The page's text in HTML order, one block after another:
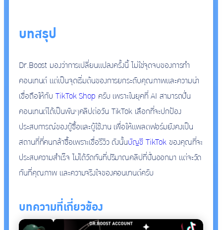
บทสรุป
Dr.Boost มองว่าการเปลี่ยนแปลงครั้งนี้ ไม่ใช่จุดจบของการทำ
คอนเทนต์ แต่เป็นจุดเริ่มต้นของการยกระดับคุณภาพและความน่า
เชื่อถือให้กับTikTok Shop ครับ เพราะในยุคที่ AI สามารถปั่น
คอนเทนต์ได้เป็นพันๆคลิปต่อวัน TikTok เลือกที่จะปกป้อง
ประสบการณ์ของผู้ซื้อและผู้ใช้งาน เพื่อให้แพลตฟอร์มยังคงเป็น
สถานที่ที่คนกล้าซื้อเพราะเชื่อรีวิว ดังนั้นบัญชี TikTok ของคุณที่จะ
ประสบความสำเร็จ ไม่ได้วัดกันที่ปริมาณคลิปที่ปั่นออกมา แต่จะวัด
กันที่คุณภาพ และความจริงใจของคอนเทนต์ครับ
บทความที่เกี่ยวข้อง